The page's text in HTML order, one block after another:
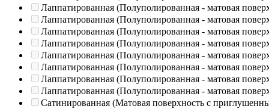
Лаппатированная (Полуполированная - матовая
Лаппатированная (Полуполированная - матовая
Лаппатированная (Полуполированная - матовая
Лаппатированная (Полуполированная - матовая
Лаппатированная (Полуполированная - матовая
Лаппатированная (Полуполированная - матовая
Лаппатированная (Полуполированная - матовая
Лаппатированная (Полуполированная - матовая
Сатинированная (Матовая поверхность с